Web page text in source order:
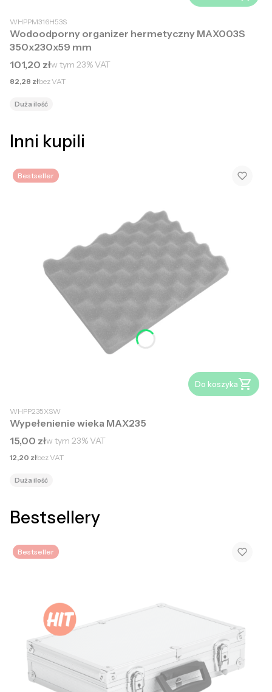
WHPPM316H53S
Wodoodporny organizer hermetyczny MAX003S
350x230x59 mm
Cena brutto
101,20 złw tym 23%VAT
Cena netto
82,28 złbez VAT
Duża ilość
Inni kupili
Bestseller
Do koszyka
WHPP235XSW
Wypełenienie wieka MAX235
Cena brutto
15,00 złw tym 23%VAT
Cena netto
12,20 złbez VAT
Duża ilość
Bestsellery
Bestseller